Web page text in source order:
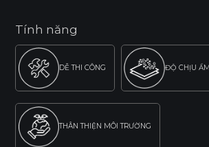
Tính năng
DỄ THI CÔNG ĐỘ CHỊU
THÂN THIỆN MÔI TRƯỜNG